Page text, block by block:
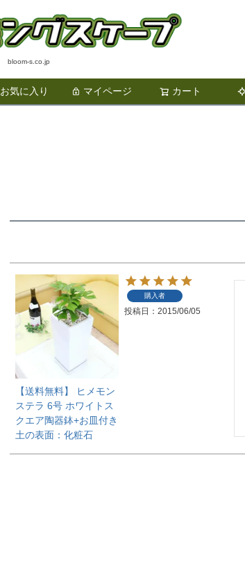
bloom-s.co.jp
お気に入り マイページ カート
【送料無料】 ヒメモン
ステラ 6号 ホワイトス
クエア陶器鉢+お皿付き
土の表面：化粧石
購入者
投稿日 2015/06/05